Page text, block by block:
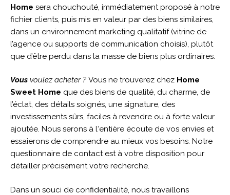
Home sera chouchouté, immédiatement proposé à notre
fichier clients, puis mis en valeur par des biens similaires,
dans un environnement marketing qualitatif (vitrine de
l’agence ou supports de communication choisis), plutôt
que d’être perdu dans la masse de biens plus ordinaires.
Vous voulez acheter ? Vous ne trouverez chez Home
Sweet Home que des biens de qualité, du charme, de
l’éclat, des détails soignés, une signature, des
investissements sûrs, faciles à revendre ou à forte valeur
ajoutée. Nous serons à l‘entière écoute de vos envies et
essaierons de comprendre au mieux vos besoins. Notre
questionnaire de contact est à votre disposition pour
détailler précisément votre recherche.
Dans un souci de confidentialité, nous travaillons